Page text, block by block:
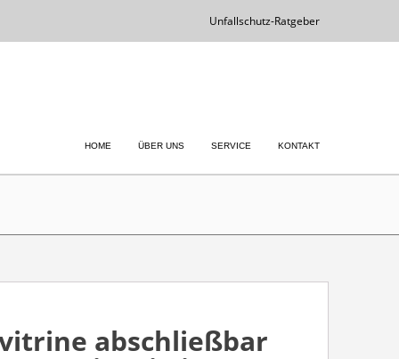
Unfallschutz-Ratgeber
HOME ÜBER UNS SERVICE KONTAKT
abschließbar